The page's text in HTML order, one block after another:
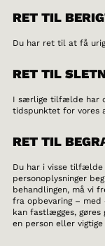
RET TIL
Du har ret til at få
RET TIL
I særlige tilfælde har
tidspunktet for vores
RET TIL
Du har i visse
personoplysninger
behandlingen, må vi
fra opbevaring –
kan fastlægges,
en person eller